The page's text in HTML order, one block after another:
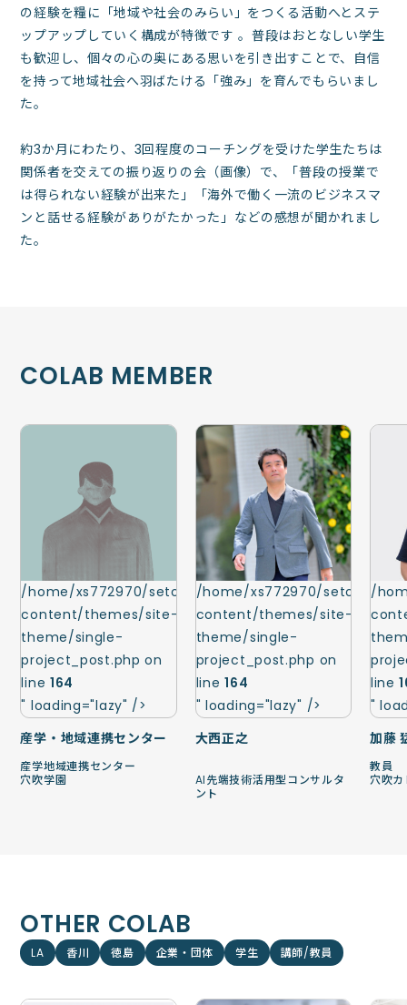
の経験を糧に「地域や社会のみらい」をつくる活動へとステ
ップアップしていく構成が特徴です 。普段はおとなしい学生
も歓迎し、個々の心の奥にある思いを引き出すことで、自信
を持って地域社会へ羽ばたける「強み」を育んでもらいまし
た。
約3か月にわたり、3回程度のコーチングを受けた学生たちは
関係者を交えての振り返りの会（画像）で、「普段の授業で
は得られない経験が出来た」「海外で働く一流のビジネスマ
ンと話せる経験がありがたかった」などの感想が聞かれまし
た。
COLAB MEMBER
/home/xs772970/setomira.net/public_html/wp-
content/themes/site-
theme/single-
project_post.php on
line 164
" loading="lazy" />
産学・地域連携センター
産学地域連携センター
穴吹学園
/home/xs772970/
content/themes/site-
theme/single-
project_post.php on
line164
" loading="lazy" />
大西正之
AI先端技術活用型コンサルタ
ント
/
line
"
加藤
教員
穴吹
OTHER COLAB
LA 香川 徳島 企業・団体 学生 講師/教員